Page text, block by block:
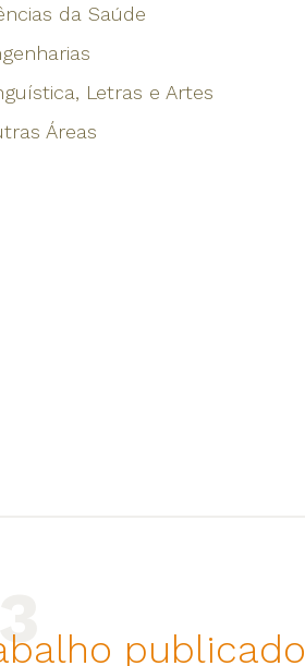
da Saúde
Letras e Artes
Áreas
publicado